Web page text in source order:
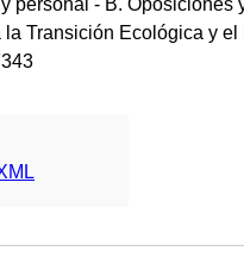
la Transición Ecológica y